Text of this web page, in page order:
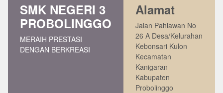
SMK NEGERI 3
PROBOLINGGO
MERAIH PRESTASI
DENGAN BERKREASI
Alamat
Jalan Pahlawan No
26 A Desa/Kelurahan
Kebonsari Kulon
Kecamatan
Kanigaran
Kabupaten
Probolinggo